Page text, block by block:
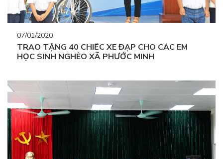
07/01/2020
TRAO TẶNG 40 CHIẾC XE ĐẠP CHO CÁC EM
HỌC SINH NGHÈO XÃ PHƯỚC MINH